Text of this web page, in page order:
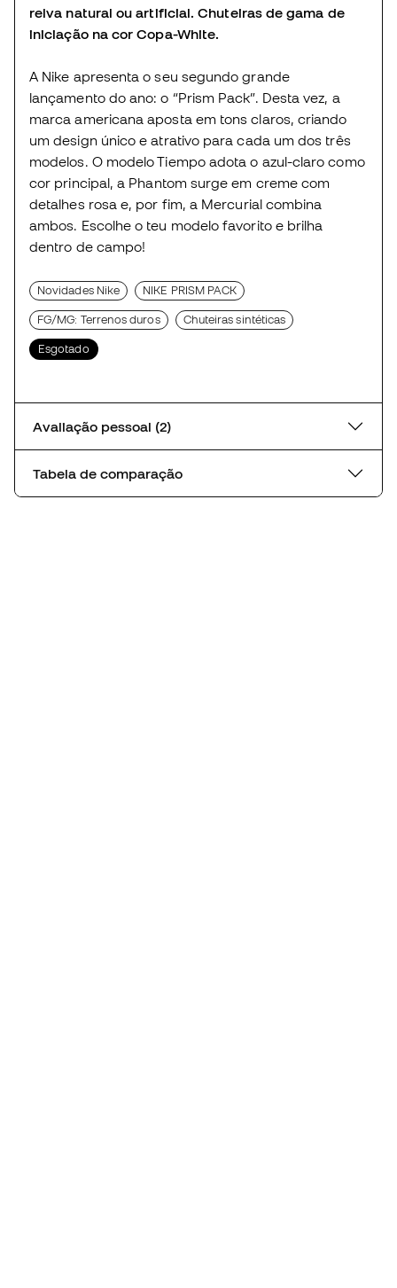
relva natural ou artificial. Chuteiras de gama de
iniciação na cor Copa-White.
A Nike apresenta o seu segundo grande
lançamento do ano: o “Prism Pack”. Desta vez, a
marca americana aposta em tons claros, criando
um design único e atrativo para cada um dos três
modelos. O modelo Tiempo adota o azul-claro como
cor principal, a Phantom surge em creme com
detalhes rosa e, por fim, a Mercurial combina
ambos. Escolhe o teu modelo favorito e brilha
dentro de campo!
Novidades Nike NIKE PRISM PACK
FG/MG: Terrenos duros Chuteiras sintéticas
Esgotado
Avaliação pessoal (2)
Tabela de comparação